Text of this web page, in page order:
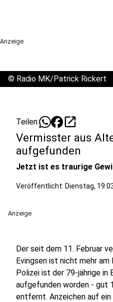
Anzeige
© Radio MK/Patrick Rickert
Teilen: open_in_new
Vermisster aus
aufgefunden
Jetzt ist es traurige
Veröffentlicht: Dienstag,
Anzeige
Der seit dem 11. Februar
Evingsen ist nicht mehr am
Polizei ist der 79-jährige in
aufgefunden worden - gut
entfernt. Anzeichen auf